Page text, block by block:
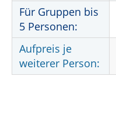
Für Gruppen bis
5 Personen:
Aufpreis je
weiterer Person: